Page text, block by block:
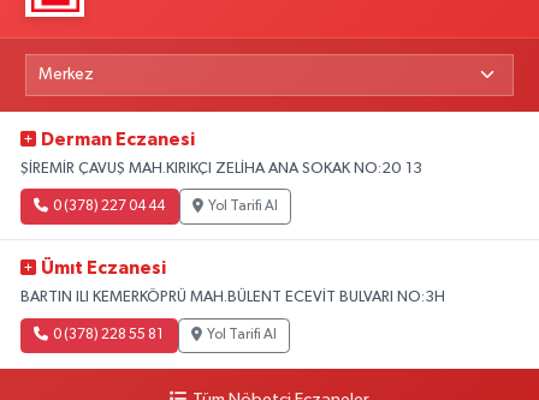
Derman Eczanesi
ŞİREMİR ÇAVUŞ MAH.KIRIKÇI ZELİHA ANA SOKAK NO:20 13
0 (378) 227 04 44 Yol Tarifi Al
Ümıt Eczanesi
BARTIN ILI KEMERKÖPRÜ MAH.BÜLENT ECEVİT BULVARI NO:3H
0 (378) 228 55 81 Yol Tarifi Al